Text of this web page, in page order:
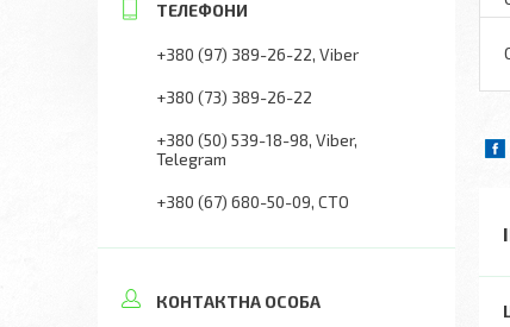
+380 (97) 389-26-22 Viber
+380 (73) 389-26-22
+380 (50) 539-18-98 Viber,
Telegram
+380 (67) 680-50-09 СТО